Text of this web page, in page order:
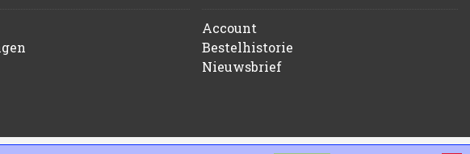
Account
Bestelhistorie
Nieuwsbrief